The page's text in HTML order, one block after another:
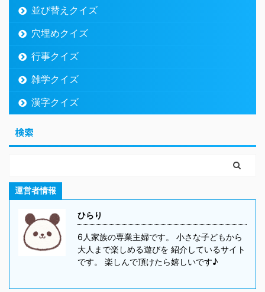
並び替えクイズ
穴埋めクイズ
行事クイズ
雑学クイズ
漢字クイズ
検索
運営者情報
ひらり
6人家族の専業主婦です。 小さな子どもから
大人まで楽しめる遊びを 紹介しているサイト
です。 楽しんで頂けたら嬉しいです♪